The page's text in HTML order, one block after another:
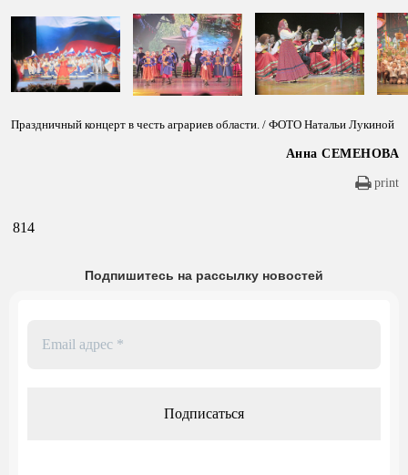
Праздничный концерт в честь аграриев области. / ФОТО Натальи Лукиной
Анна СЕМЕНОВА
print
814
Подпишитесь на рассылку новостей